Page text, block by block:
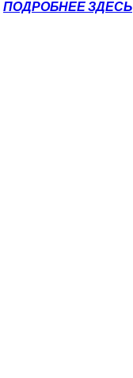
ПОДРОБНЕЕ ЗДЕСЬ